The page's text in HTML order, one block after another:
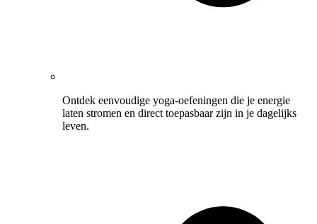
Ontdek eenvoudige yoga-oefeningen die je energie
laten stromen en direct toepasbaar zijn in je dagelijks
leven.